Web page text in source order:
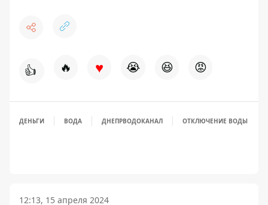
👍 🔥 ♥ 😭 😆 😡
ДЕНЬГИ ВОДА ДНЕПРВОДОКАНАЛ ОТКЛЮЧЕНИЕ ВОДЫ
12:13, 15 апреля 2024